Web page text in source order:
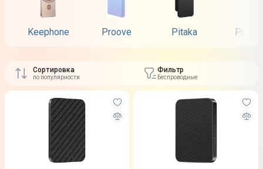
Keephone Proove Pitaka
Сортировка
по популярности
Фильтр
Беспроводные